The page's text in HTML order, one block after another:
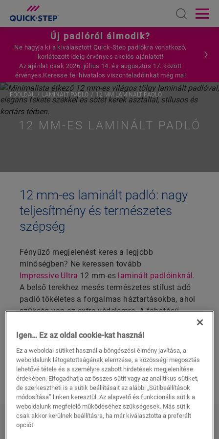
Open
Új padlóról álmodik?
Ne hagyja ki a kiválasztott Quick-Step padlókra vonatkozó,
korlátozott ideig érvényes akciós ajánlatot!
Az ajánlat csak 2026. július 14. és augusztus 17. között
érvényes.Keresse fel hivatalos viszonteladóinkat még ma!
12 MM-ES LAMINÁLT PADLÓ
FŐOLDAL LAMINÁLT PADLÓ 12 MM LAMINÁLT PADLÓ
12 mm-es laminált padló: nagy
teljesítmény és természetes
szépség
Fényűző megjelenést keres a legjobb
minőségben? Ne keressen tovább
Impressive Ultra 12 mm-es laminált padlóinknál.
A belső terekhez mesés természetes stílust adó
padló tökéletes a forgalmas háztartásokba, ahol
szükség van az extra védelemre. A fahatású
felületekkel készülő deszkák szépsége mellé
hosszan tartó teljesítmény párosul.
FEDEZZE FEL MINDEN 12 MM-ES
LAMINÁLT PADLÓNKAT
Fedezze fel minden 12 mm-es
Igen… Ez az oldal cookie-kat használ
Ez a weboldal sütiket használ a böngészési élmény javítása, a
weboldalunk látogatottságának elemzése, a közösségi megosztás
lehetővé tétele és a személyre szabott hirdetések megjelenítése
érdekében. Elfogadhatja az összes sütit vagy az analitikus sütiket,
de szerkesztheti is a sütik beállításait az alábbi „Sütibeállítások
módosítása” linken keresztül. Az alapvető és funkcionális sütik a
weboldalunk megfelelő működéséhez szükségesek. Más sütik
csak akkor kerülnek beállításra, ha már kiválasztotta a preferált
opciót.